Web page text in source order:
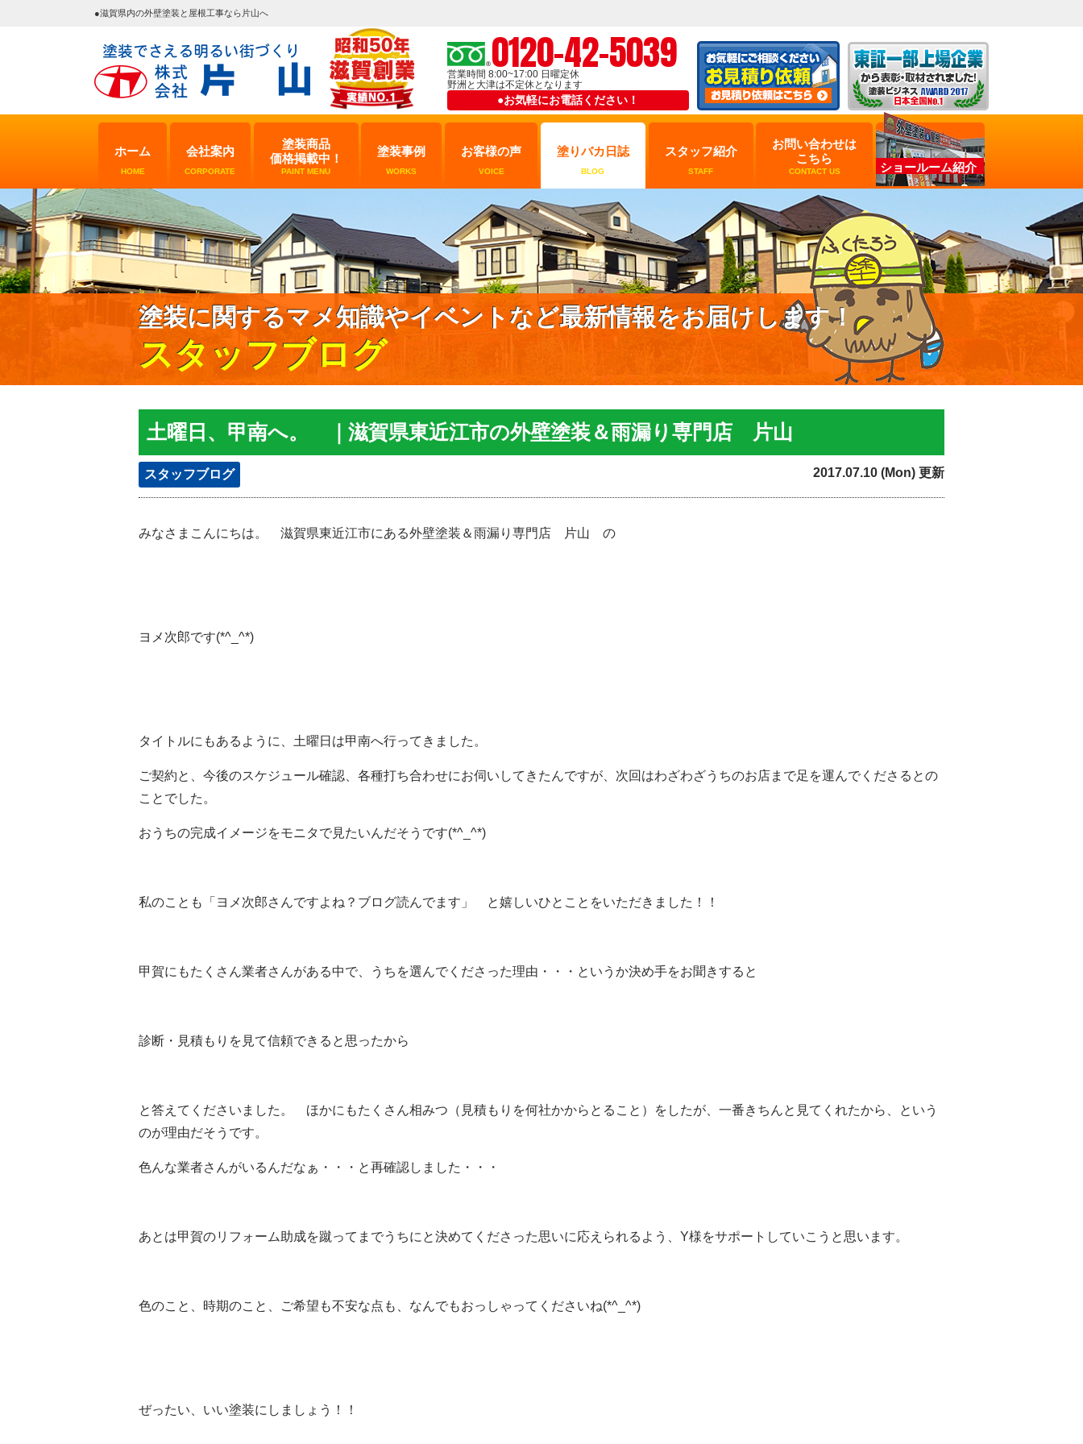
●滋賀県内の外壁塗装と屋根工事なら片山へ
0120-42-5039
営業時間 8:00~17:00 日曜定休
野洲と大津は不定休となります
●お気軽にお電話ください！
ホーム
HOME
会社案内
CORPORATE
塗装商品
価格掲載中！
PAINT MENU
塗装事例
WORKS
お客様の声
VOICE
塗りバカ日誌
BLOG
スタッフ紹介
STAFF
お問い合わせは
こちら
CONTACT US ショールーム紹介
塗装に関するマメ知識やイベントなど最新情報をお届けします！
スタッフブログ
土曜日、甲南へ。 ｜滋賀県東近江市の外壁塗装＆雨漏り専門店 片山
スタッフブログ 2017.07.10 (Mon) 更新
みなさまこんにちは。 滋賀県東近江市にある外壁塗装＆雨漏り専門店 片山 の
ヨメ次郎です(*^_^*)
タイトルにもあるように、土曜日は甲南へ行ってきました。
ご契約と、今後のスケジュール確認、各種打ち合わせにお伺いしてきたんですが、次回はわざわざうちのお店まで足を運んでくださるとの
ことでした。
おうちの完成イメージをモニタで見たいんだそうです(*^_^*)
私のことも「ヨメ次郎さんですよね？ブログ読んでます」 と嬉しいひとことをいただきました！！
甲賀にもたくさん業者さんがある中で、うちを選んでくださった理由・・・というか決め手をお聞きすると
診断・見積もりを見て信頼できると思ったから
と答えてくださいました。 ほかにもたくさん相みつ（見積もりを何社かからとること）をしたが、一番きちんと見てくれたから、という
のが理由だそうです。
色んな業者さんがいるんだなぁ・・・と再確認しました・・・
あとは甲賀のリフォーム助成を蹴ってまでうちにと決めてくださった思いに応えられるよう、Y様をサポートしていこうと思います。
色のこと、時期のこと、ご希望も不安な点も、なんでもおっしゃってくださいね(*^_^*)
ぜったい、いい塗装にしましょう！！